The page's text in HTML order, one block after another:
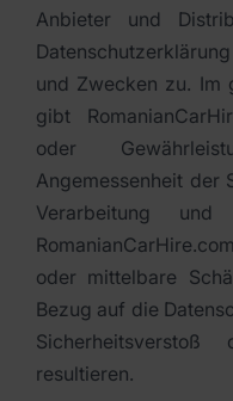
Anbieter und
und Zwecken zu. Im
gibt
oder
Angemessenheit der
Verarbeitung
oder mittelbare
Bezug auf die
resultieren.